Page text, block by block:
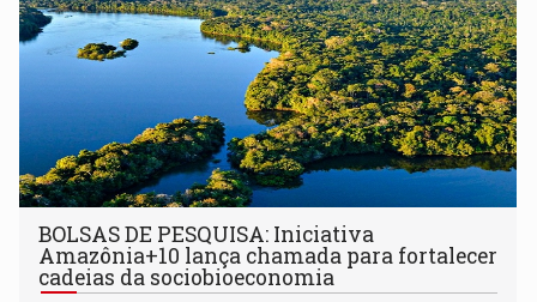
BOLSAS DE PESQUISA: Iniciativa
Amazônia+10 lança chamada para fortalecer
cadeias da sociobioeconomia